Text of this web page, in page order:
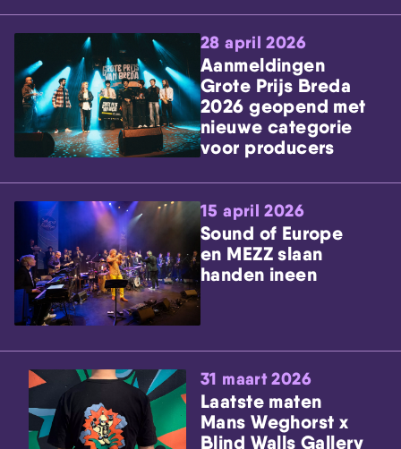
28 april 2026
Aanmeldingen
Grote Prijs Breda
2026 geopend met
nieuwe categorie
voor producers
15 april 2026
Sound of Europe
en MEZZ slaan
handen ineen
31 maart 2026
Laatste maten
Mans Weghorst x
Blind Walls Gallery